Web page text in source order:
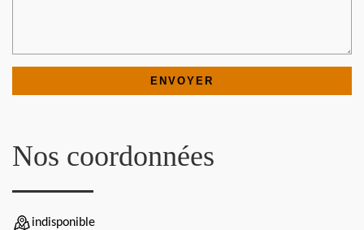
Nos coordonnées
indisponible